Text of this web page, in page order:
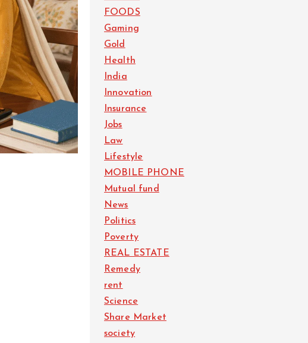
FOODS
Gaming
Gold
Health
India
Innovation
Insurance
Jobs
Law
Lifestyle
MOBILE PHONE
Mutual fund
News
Politics
Poverty
REAL ESTATE
Remedy
rent
Science
Share Market
society